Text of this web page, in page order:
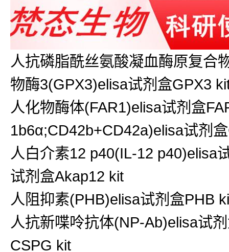
人抗磷脂酰丝氨酸凝血酶原复合
物酶3(GPX3)elisa试剂盒GPX3
人化物酶体(FAR1)elisa试剂盒
1b6α;CD42b+CD42a)elisa试剂
人白介素12 p40(IL-12 p40)elisa
试剂盒Akap12 kit
人阻抑素(PHB)elisa试剂盒PHB
人抗新喋呤抗体(NP-Ab)elisa试
CSPG kit